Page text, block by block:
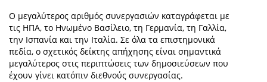
Ο μεγαλύτερος αριθμός συνεργασιών καταγράφεται με
τις ΗΠΑ, το Ηνωμένο Βασίλειο, τη Γερμανία, τη Γαλλία,
την Ισπανία και την Ιταλία. Σε όλα τα επιστημονικά
πεδία, ο σχετικός δείκτης απήχησης είναι σημαντικά
μεγαλύτερος στις περιπτώσεις των δημοσιεύσεων που
έχουν γίνει κατόπιν διεθνούς συνεργασίας.